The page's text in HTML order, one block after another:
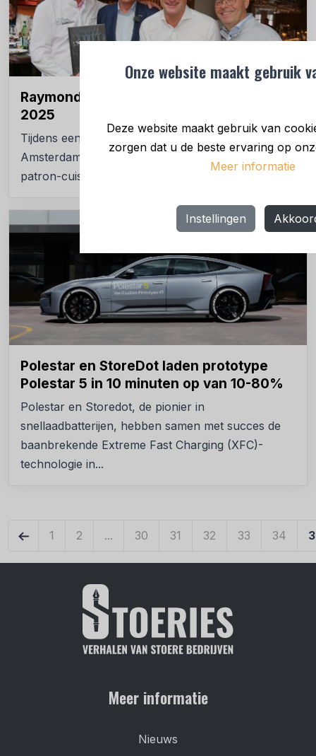
Onze website maakt gebruik
Deze website maakt gebruik van
zorgen dat u de beste ervaring op
Meer informatie
Instellingen
Raymond Plat is Paling Patron 2024/
2025
Tijdens een ‘sterren-party’ in Restaurant Troef te
Amsterdam werd Raymond Plat, chefkok en
patron-cuisinier van Troef door
NIEUWS
Polestar en StoreDot laden prototype
Polestar 5 in 10 minuten op van 10-80%
Polestar en Storedot, de pionier in
snellaadbatterijen, hebben samen met succes de
baanbrekende Extreme Fast Charging (XFC)-
technologie in...
← 1 2 ... 30 31 32 33 34
Meer informatie
Nieuws